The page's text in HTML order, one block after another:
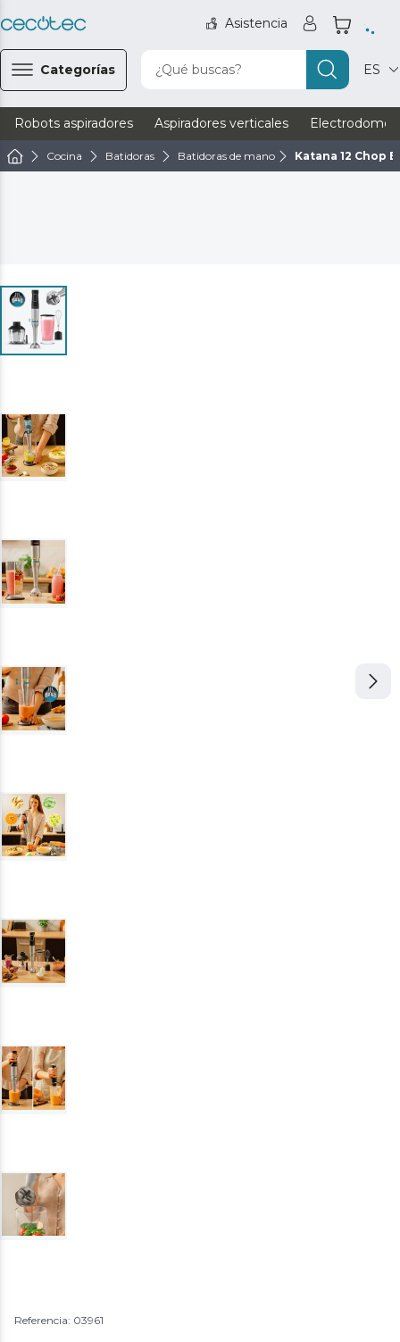
Asistencia
Categorías ¿Qué buscas? ES
Robots aspiradores Aspiradores verticales
Cocina Batidoras Batidoras de mano Katana 12 Chop B
Referencia: 03961